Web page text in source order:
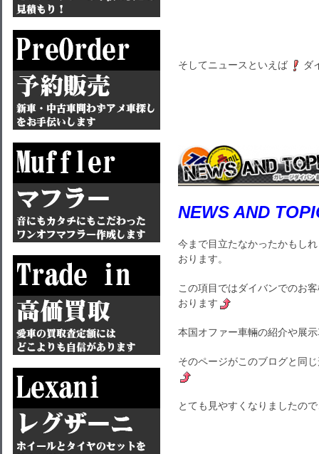
そしてニュースといえば ダ
NEWS AND
今まで目立たなかったかもし
おります。
この項目ではダイバンでのお
おります
本国オファー車輛の紹介や展
そのページがこのブログと同
とても見やすくなりましたの